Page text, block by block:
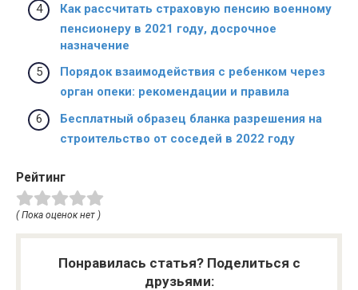
Как рассчитать страховую пенсию военному
пенсионеру в 2021 году, досрочное
назначение
Порядок взаимодействия с ребенком через
орган опеки: рекомендации и правила
Бесплатный образец бланка разрешения на
строительство от соседей в 2022 году
Рейтинг
( Пока оценок нет )
Понравилась статья? Поделиться с
друзьями: